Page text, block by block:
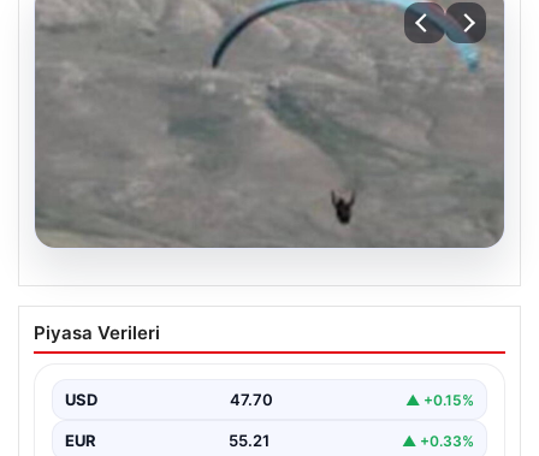
07.08.2026
Fas’tan İspanya’ya yamaç paraşütüyle
geçmeye çalışan göçmen yaşamını
Piyasa Verileri
USD 47.70 ▲ +0.15%
EUR 55.21 ▲ +0.33%